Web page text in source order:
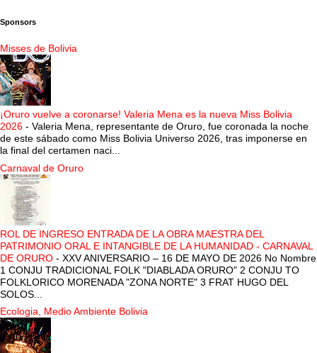
Sponsors
Misses de Bolivia
¡Oruro vuelve a coronarse! Valeria Mena es la nueva Miss Bolivia
2026 - Valeria Mena, representante de Oruro, fue coronada la noche
de este sábado como Miss Bolivia Universo 2026, tras imponerse en
la final del certamen naci...
Carnaval de Oruro
ROL DE INGRESO ENTRADA DE LA OBRA MAESTRA DEL
PATRIMONIO ORAL E INTANGIBLE DE LA HUMANIDAD - CARNAVAL
DE ORURO - XXV ANIVERSARIO – 16 DE MAYO DE 2026 No Nombre
1 CONJU TRADICIONAL FOLK "DIABLADA ORURO" 2 CONJU TO
FOLKLORICO MORENADA "ZONA NORTE" 3 FRAT HUGO DEL
SOLOS...
Ecologia, Medio Ambiente Bolivia